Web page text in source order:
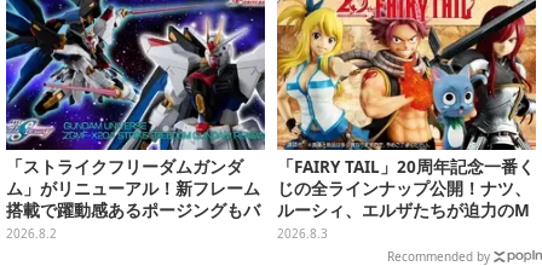
「ストライクフリーダムガンダ
ム」がリニューアル！新フレーム
搭載で躍動感あるポージングもバ
ッチリ
2026.8.2
「FAIRY TAIL」20周年記念一番く
じの全ラインナップ公開！ナツ、
ルーシィ、エルザたちが迫力のM
ASTERLISEで初登場
2026.8.3
Recommended by